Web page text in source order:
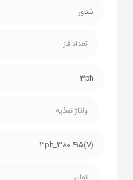
شناور
تعداد فاز
3ph
ولتاژ تغذیه
(V)3ph_380-415
توان